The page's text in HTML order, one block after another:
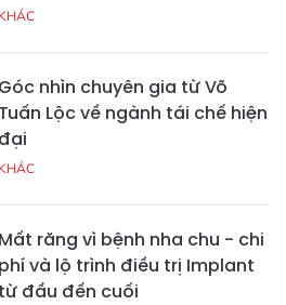
KHÁC
Góc nhìn chuyên gia từ Võ
Tuấn Lộc về ngành tái chế hiện
đại
KHÁC
Mất răng vì bệnh nha chu - chi
phí và lộ trình điều trị Implant
từ đầu đến cuối